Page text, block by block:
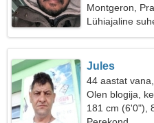
Montgeron,
Lühiajaline
Jules
44 aastat
Olen blogija,
181 cm (6'0"),